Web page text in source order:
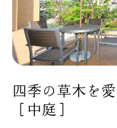
四季の草木を
［中庭］